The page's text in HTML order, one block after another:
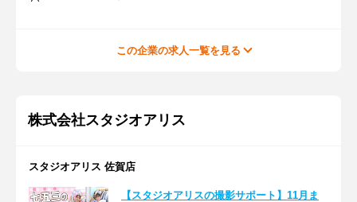
この企業の求人一覧を見る
株式会社スタジオアリス
スタジオアリス 佐賀店
【スタジオアリスの撮影サポート】11月ま